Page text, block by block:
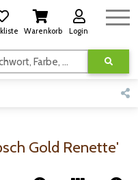
Warenkorb Login
Suchen nach Kategorie, Name, Stichwort, Farbe, usw.
Gold Renette'